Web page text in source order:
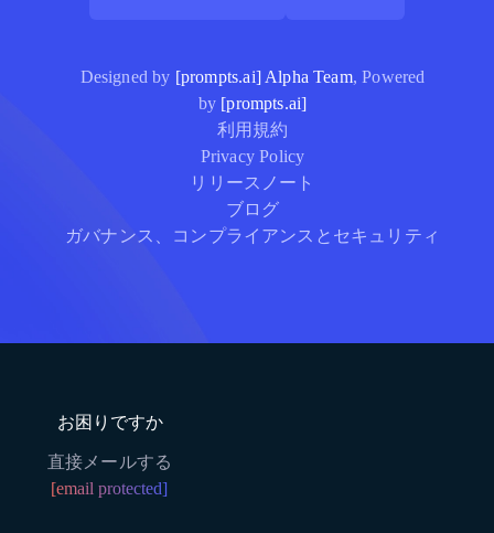
Designed by [prompts.ai] Alpha Team, Powered
by [prompts.ai]
利用規約
Privacy Policy
リリースノート
ブログ
ガバナンス、コンプライアンスとセキュリティ
お困りですか
直接メールする
[email protected]